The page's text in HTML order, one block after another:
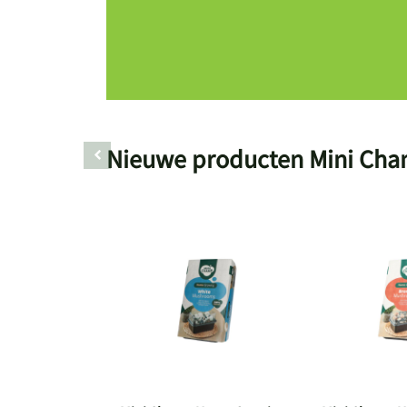
Nieuwe producten Mini